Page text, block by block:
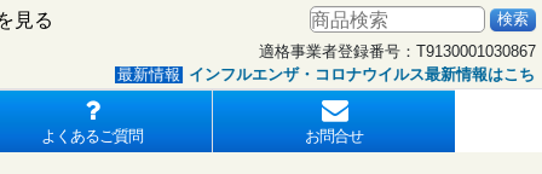
見る
適格事業者登録番号：T9130001030867
最新情報 インフルエンザ・コロナウイルス最新情報はこちら
よくあるご質問 お問合せ